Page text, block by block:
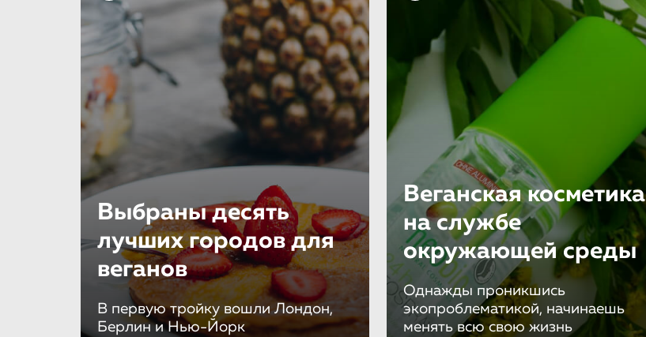
Выбраны десять
лучших городов для
веганов
В первую тройку вошли Лондон,
Берлин и Нью-Йорк
Веганская косметика
на службе
окружающей среды
Однажды проникшись
экопроблематикой, начинаешь
менять всю свою жизнь